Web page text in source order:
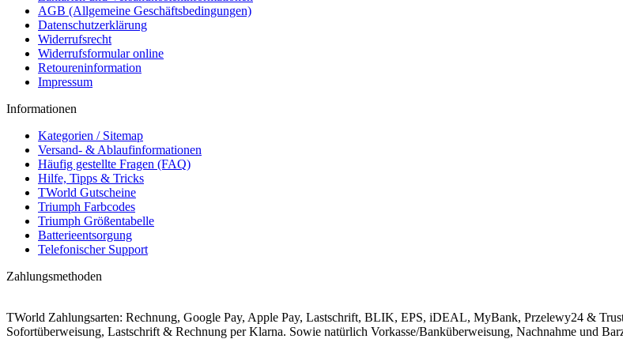
AGB (Allgemeine Geschäftsbedingungen)
Datenschutzerklärung
Widerrufsrecht
Widerrufsformular online
Retoureninformation
Impressum
Informationen
Kategorien / Sitemap
Versand- & Ablaufinformationen
Häufig gestellte Fragen (FAQ)
Hilfe, Tipps & Tricks
TWorld Gutscheine
Triumph Farbcodes
Triumph Größentabelle
Batterieentsorgung
Telefonischer Support
Zahlungsmethoden
TWorld Zahlungsarten: Rechnung, Google Pay, Apple Pay, Lastschrift, BLIK, EPS, iDEAL, MyBank, Przelewy24 &
Sofortüberweisung, Lastschrift & Rechnung per Klarna. Sowie natürlich Vorkasse/Banküberweisung, Nachnahme und